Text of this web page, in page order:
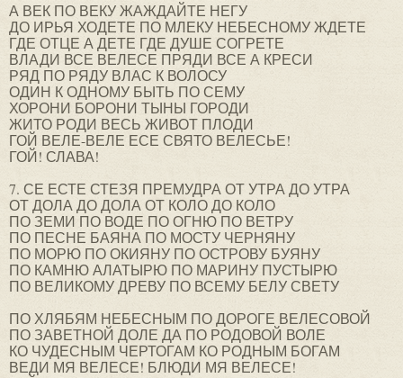
А ВЕК ПО ВЕКУ ЖАЖДАЙТЕ НЕГУ
ДО ИРЬЯ ХОДЕТЕ ПО МЛЕКУ НЕБЕСНОМУ ЖДЕТЕ
ГДЕ ОТЦЕ А ДЕТЕ ГДЕ ДУШЕ СОГРЕТЕ
ВЛАДИ ВСЕ ВЕЛЕСЕ ПРЯДИ ВСЕ А КРЕСИ
РЯД ПО РЯДУ ВЛАС К ВОЛОСУ
ОДИН К ОДНОМУ БЫТЬ ПО СЕМУ
ХОРОНИ БОРОНИ ТЫНЫ ГОРОДИ
ЖИТО РОДИ ВЕСЬ ЖИВОТ ПЛОДИ
ГОЙ ВЕЛЕ-ВЕЛЕ ЕСЕ СВЯТО ВЕЛЕСЬЕ!
ГОЙ! СЛАВА!
7. СЕ ЕСТЕ СТЕЗЯ ПРЕМУДРА ОТ УТРА ДО УТРА
ОТ ДОЛА ДО ДОЛА ОТ КОЛО ДО КОЛО
ПО ЗЕМИ ПО ВОДЕ ПО ОГНЮ ПО ВЕТРУ
ПО ПЕСНЕ БАЯНА ПО МОСТУ ЧЕРНЯНУ
ПО МОРЮ ПО ОКИЯНУ ПО ОСТРОВУ БУЯНУ
ПО КАМНЮ АЛАТЫРЮ ПО МАРИНУ ПУСТЫРЮ
ПО ВЕЛИКОМУ ДРЕВУ ПО ВСЕМУ БЕЛУ СВЕТУ
ПО ХЛЯБЯМ НЕБЕСНЫМ ПО ДОРОГЕ ВЕЛЕСОВОЙ
ПО ЗАВЕТНОЙ ДОЛЕ ДА ПО РОДОВОЙ ВОЛЕ
КО ЧУДЕСНЫМ ЧЕРТОГАМ КО РОДНЫМ БОГАМ
ВЕДИ МЯ ВЕЛЕСЕ! БЛЮДИ МЯ ВЕЛЕСЕ!